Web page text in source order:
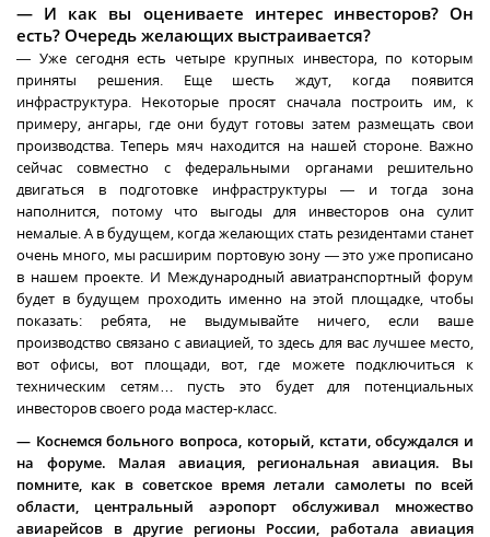
— И как вы оцениваете интерес инвесторов? Он
есть? Очередь желающих выстраивается?
— Уже сегодня есть четыре крупных инвестора, по которым
приняты решения. Еще шесть ждут, когда появится
инфраструктура. Некоторые просят сначала построить им, к
примеру, ангары, где они будут готовы затем размещать свои
производства. Теперь мяч находится на нашей стороне. Важно
сейчас совместно с федеральными органами решительно
двигаться в подготовке инфраструктуры — и тогда зона
наполнится, потому что выгоды для инвесторов она сулит
немалые. А в будущем, когда желающих стать резидентами станет
очень много, мы расширим портовую зону — это уже прописано
в нашем проекте. И Международный авиатранспортный форум
будет в будущем проходить именно на этой площадке, чтобы
показать: ребята, не выдумывайте ничего, если ваше
производство связано с авиацией, то здесь для вас лучшее место,
вот офисы, вот площади, вот, где можете подключиться к
техническим сетям… пусть это будет для потенциальных
инвесторов своего рода мастер-класс.
— Коснемся больного вопроса, который, кстати, обсуждался и
на форуме. Малая авиация, региональная авиация. Вы
помните, как в советское время летали самолеты по всей
области, центральный аэропорт обслуживал множество
авиарейсов в другие регионы России, работала авиация